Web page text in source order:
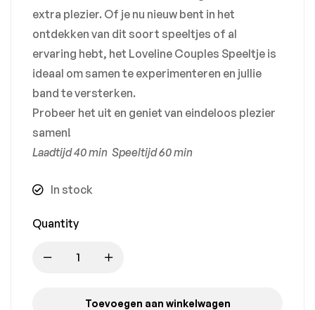
extra plezier. Of je nu nieuw bent in het
ontdekken van dit soort speeltjes of al
ervaring hebt, het Loveline Couples Speeltje is
ideaal om samen te experimenteren en jullie
band te versterken.
Probeer het uit en geniet van eindeloos plezier
samen!
Laadtijd 40 min Speeltijd 60 min
In stock
Quantity
Toevoegen aan winkelwagen